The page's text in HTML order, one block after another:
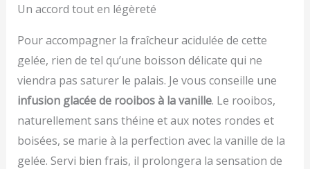
Un accord tout en légèreté
Pour accompagner la fraîcheur acidulée de cette
gelée, rien de tel qu’une boisson délicate qui ne
viendra pas saturer le palais. Je vous conseille une
infusion glacée de rooibos à la vanille. Le rooibos,
naturellement sans théine et aux notes rondes et
boisées, se marie à la perfection avec la vanille de la
gelée. Servi bien frais, il prolongera la sensation de